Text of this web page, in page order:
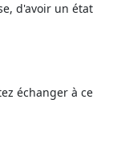
d'avoir un état
échanger à ce